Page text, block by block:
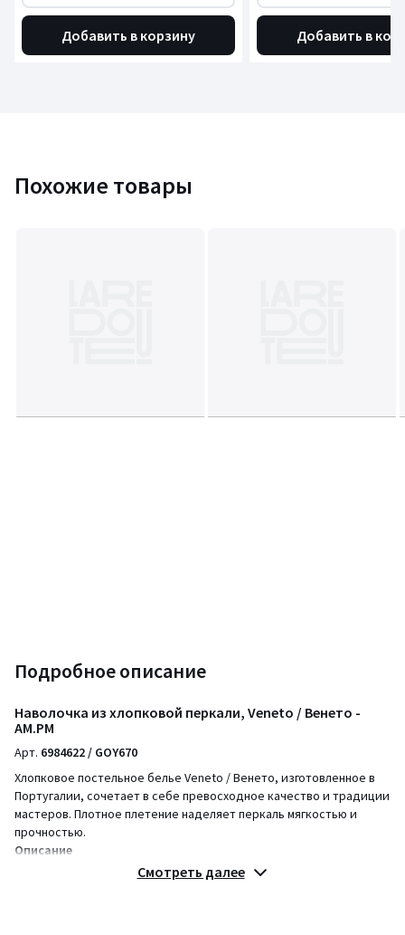
Добавить в корзину Добавить в
Похожие товары
Подробное описание
Наволочка из хлопковой перкали, Veneto / Венето -
AM.PM
Арт. 6984622 / GOY670
Хлопковое постельное белье Veneto / Венето, изготовленное в
Португалии, сочетает в себе превосходное качество и традиции
мастеров. Плотное плетение наделяет перкаль мягкостью и
прочностью.
Описание
Смотреть далее